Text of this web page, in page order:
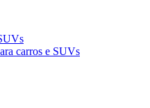
carros e SUVs